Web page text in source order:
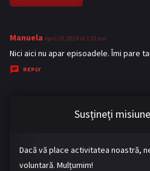
Manuela s
a
April 29, 2024 at 1:33 am
Nici aici nu apar episoadele. Îmi pare
REPLY
Susțineți
Dacă vă place activitatea noastră,
voluntară. Mulțumim!